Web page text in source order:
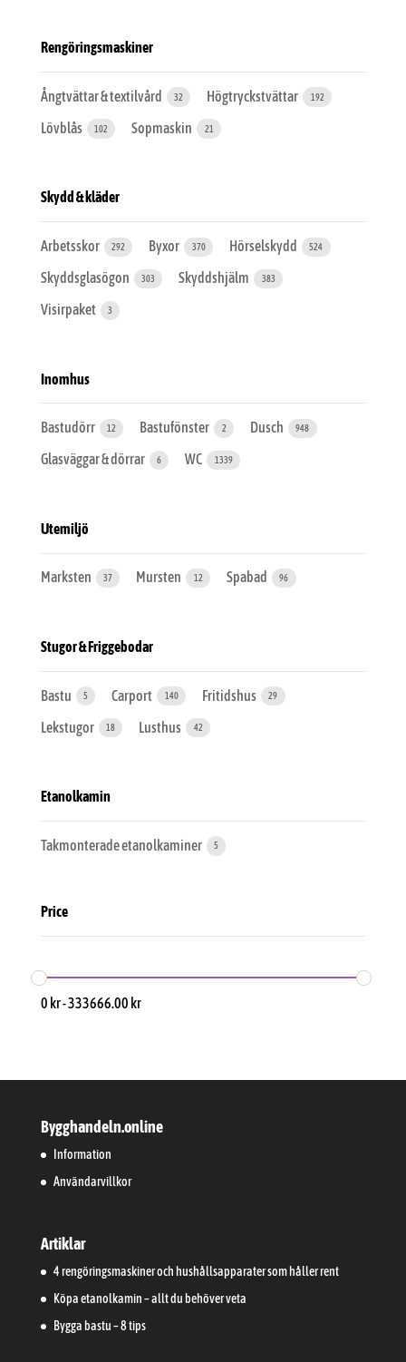
Rengöringsmaskiner
Ångtvättar & textilvård 32 Högtryckstvättar 192
Lövblås 102 Sopmaskin 21
Skydd & kläder
Arbetsskor 292 Byxor 370 Hörselskydd 524
Skyddsglasögon 303 Skyddshjälm 383
Visirpaket 3
Inomhus
Bastudörr 12 Bastufönster 2 Dusch 948
Glasväggar & dörrar 6 WC 1339
Utemiljö
Marksten 37 Mursten 12 Spabad 96
Stugor & Friggebodar
Bastu 5 Carport 140 Fritidshus 29
Lekstugor 18 Lusthus 42
Etanolkamin
Takmonterade etanolkaminer 5
Price
0 kr-333666.00 kr
Bygghandeln.online
Information
Användarvillkor
Artiklar
4 rengöringsmaskiner och hushållsapparater som håller rent
Köpa etanolkamin – allt du behöver veta
Bygga bastu – 8 tips